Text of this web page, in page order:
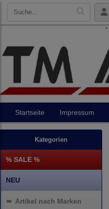
Startseite Impressum
Kategorien
% SALE %
NEU
➨ Artikel nach Marken